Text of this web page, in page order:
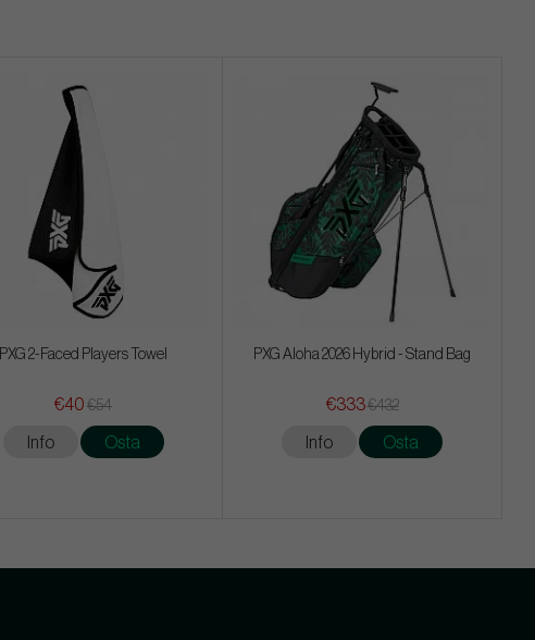
PXG 2-Faced Players Towel
€40 €54
Info Osta
PXG Aloha 2026 Hybrid - Stand Bag
€333€432
Info Osta